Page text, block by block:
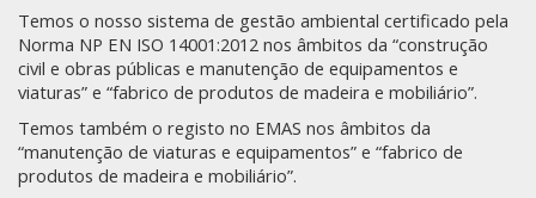
Temos o nosso sistema de gestão ambiental certificado pela
Norma NP EN ISO 14001:2012 nos âmbitos da “construção
civil e obras públicas e manutenção de equipamentos e
viaturas” e “fabrico de produtos de madeira e mobiliário”.
Temos também o registo no EMAS nos âmbitos da
“manutenção de viaturas e equipamentos” e “fabrico de
produtos de madeira e mobiliário”.